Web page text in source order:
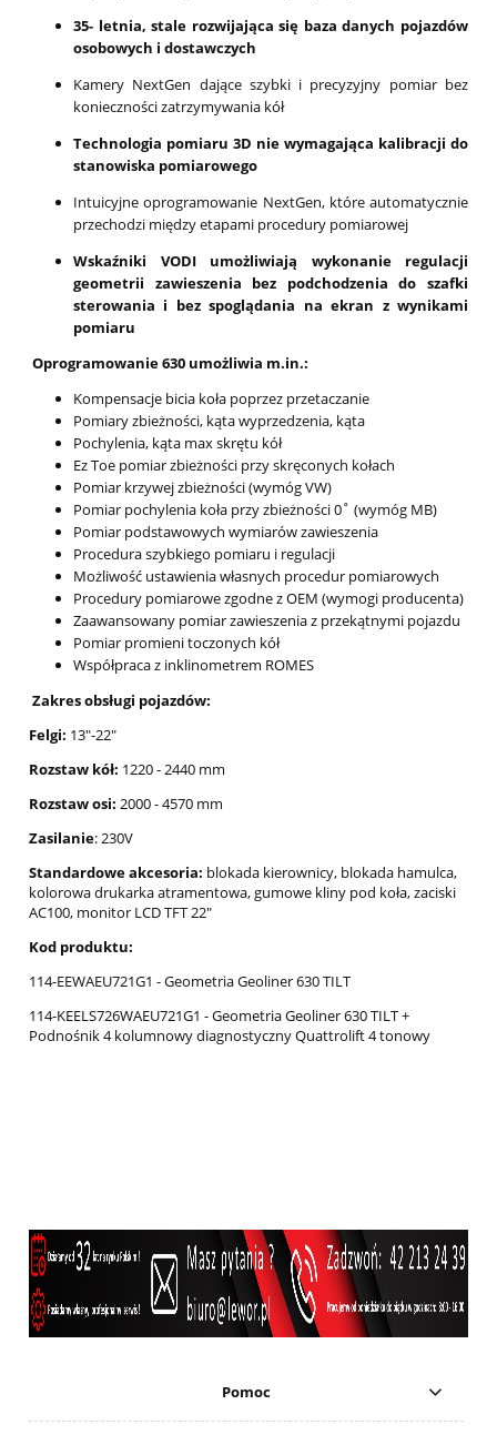
35- letnia, stale rozwijająca się baza danych pojazdów
osobowych i dostawczych
Kamery NextGen dające szybki i precyzyjny pomiar bez
konieczności zatrzymywania kół
Technologia pomiaru 3D nie wymagająca kalibracji do
stanowiska pomiarowego
Intuicyjne oprogramowanie NextGen, które automatycznie
przechodzi między etapami procedury pomiarowej
Wskaźniki VODI umożliwiają wykonanie regulacji
geometrii zawieszenia bez podchodzenia do szafki
sterowania i bez spoglądania na ekran z wynikami
pomiaru
Oprogramowanie 630 umożliwia m.in.:
Kompensacje bicia koła poprzez przetaczanie
Pomiary zbieżności, kąta wyprzedzenia, kąta
Pochylenia, kąta max skrętu kół
Ez Toe pomiar zbieżności przy skręconych kołach
Pomiar krzywej zbieżności (wymóg VW)
Pomiar pochylenia koła przy zbieżności 0˚ (wymóg MB)
Pomiar podstawowych wymiarów zawieszenia
Procedura szybkiego pomiaru i regulacji
Możliwość ustawienia własnych procedur pomiarowych
Procedury pomiarowe zgodne z OEM (wymogi producenta)
Zaawansowany pomiar zawieszenia z przekątnymi pojazdu
Pomiar promieni toczonych kół
Współpraca z inklinometrem ROMES
Zakres obsługi pojazdów:
Felgi: 13"-22"
Rozstaw kół: 1220 - 2440 mm
Rozstaw osi: 2000 - 4570 mm
Zasilanie: 230V
Standardowe akcesoria: blokada kierownicy, blokada hamulca,
kolorowa drukarka atramentowa, gumowe kliny pod koła, zaciski
AC100, monitor LCD TFT 22"
Kod produktu:
114-EEWAEU721G1 - Geometria Geoliner 630 TILT
114-KEELS726WAEU721G1 - Geometria Geoliner 630 TILT +
Podnośnik 4 kolumnowy diagnostyczny Quattrolift 4 tonowy
Pomoc